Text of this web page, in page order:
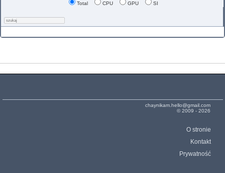
Total CPU GPU SI
chaynikam.hello@gmail.com
© 2009 - 2026
O stronie
Kontakt
Prywatność